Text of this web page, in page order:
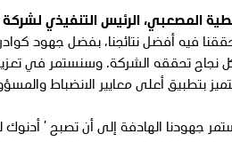
المصعبي، الرئيس التنفيذي
فيه أفضل نتائجنا، بفضل جهود
نجاح تحققه الشركة. وسنستمر في تعزيز
بتطبيق أعلى معايير الانضباط
جهودنا الهادفة إلى أن تصبح ’